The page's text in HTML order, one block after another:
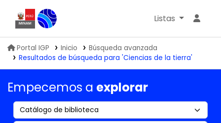
Biblioteca IGP
Listas
Portal IGP Inicio
Búsqueda avanzada
Resultados de búsqueda para 'Ciencias de la tierra'
Empecemos a explorar